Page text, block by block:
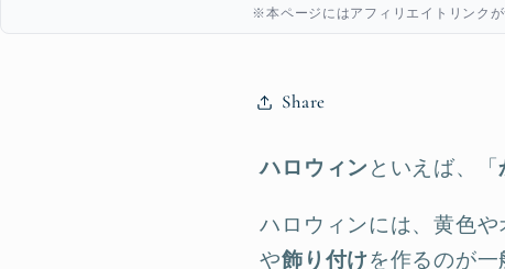
※本ページにはアフィリエイトリンク
Share
ハロウィン といえば、「
ハロウィンには、黄色
や飾り付けを作るのが一